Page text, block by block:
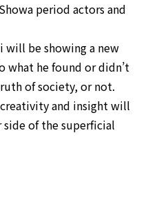
period actors and
will be showing a new
what he found or didn’t
of society, or not.
and insight will
of the superficial